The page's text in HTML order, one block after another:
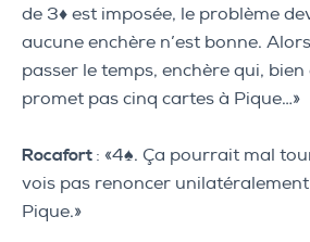
de 3♦ est imposée, le problème
aucune enchère n’est bonne.
passer le temps, enchère qui,
promet pas cinq cartes à Pique…»
Rocafort : «4♠. Ça pourrait mal
vois pas renoncer
Pique.»